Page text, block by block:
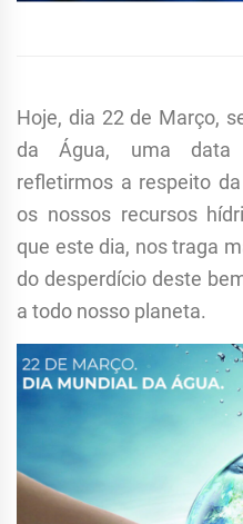
Hoje, dia 22 de Março,
da Água, uma data
refletirmos a respeito
os nossos recursos
que este dia, nos traga
do desperdício deste
a todo nosso planeta.